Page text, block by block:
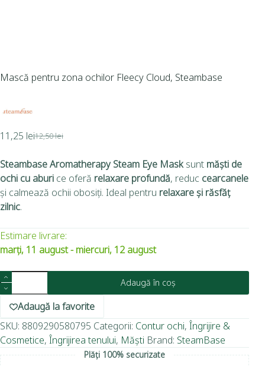
Mască pentru zona ochilor Fleecy Cloud, Steambase
12,50lei
11,25 lei
Steambase Aromatherapy Steam Eye Masksunt măști de
ochi cu aburi ce oferă relaxare profundă, reduc cearcanele
și calmează ochii obosiți. Ideal pentru relaxare și răsfăț
zilnic.
Estimare livrare:
marți, 11 august - miercuri, 12 august
Adaugă în coș
Adaugă la favorite
SKU: 8809290580795 Categorii: Contur ochi, Îngrijire &
Cosmetice, Îngrijirea tenului, Măști Brand: SteamBase
Plăți 100% securizate